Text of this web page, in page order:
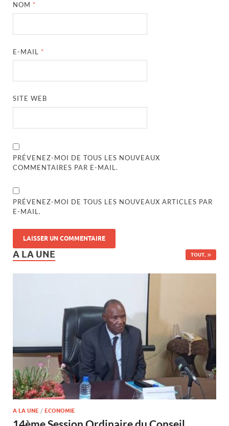
NOM *
E-MAIL *
SITE WEB
PRÉVENEZ-MOI DE TOUS LES NOUVEAUX
COMMENTAIRES PAR E-MAIL.
PRÉVENEZ-MOI DE TOUS LES NOUVEAUX ARTICLES PAR
E-MAIL.
A LA UNE TOUT..
A LA UNE / ECONOMIE